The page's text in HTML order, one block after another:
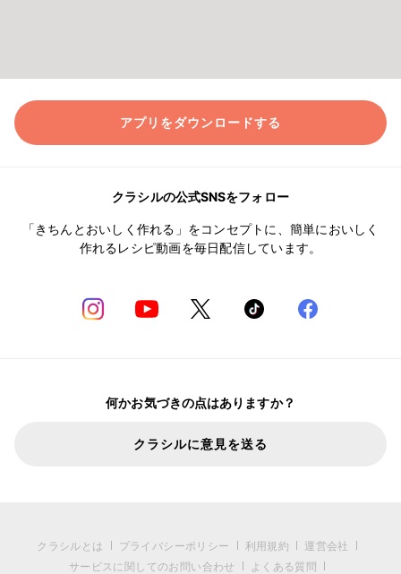
アプリをダウンロードする
クラシルの公式SNSをフォロー
「きちんとおいしく作れる」をコンセプトに、簡単においしく
作れるレシピ動画を毎日配信しています。
何かお気づきの点はありますか？
クラシルに意見を送る
クラシルとは プライバシーポリシー 利用規約
運営会社
サービスに関してのお問い合わせ
よくある質問